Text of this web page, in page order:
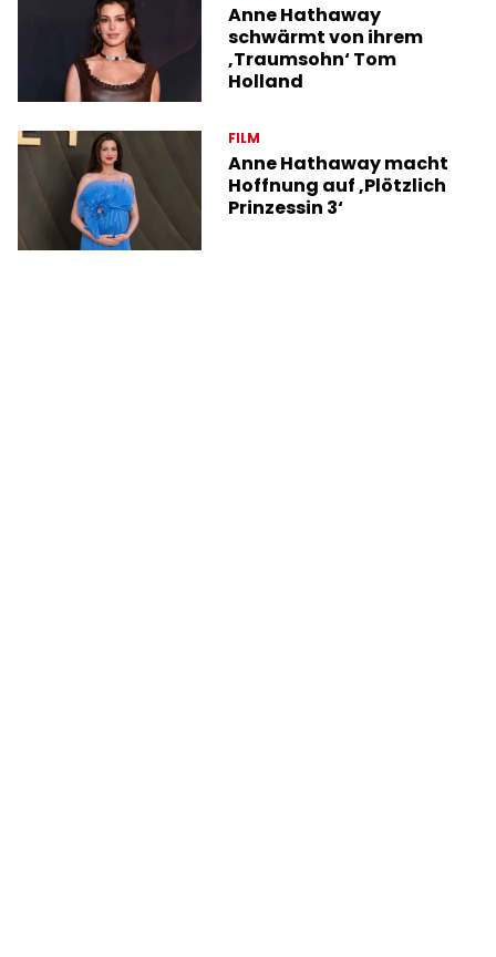
Anne Hathaway
schwärmt von ihrem
‚Traumsohn‘ Tom
Holland
FILM
Anne Hathaway macht
Hoffnung auf ‚Plötzlich
Prinzessin 3‘